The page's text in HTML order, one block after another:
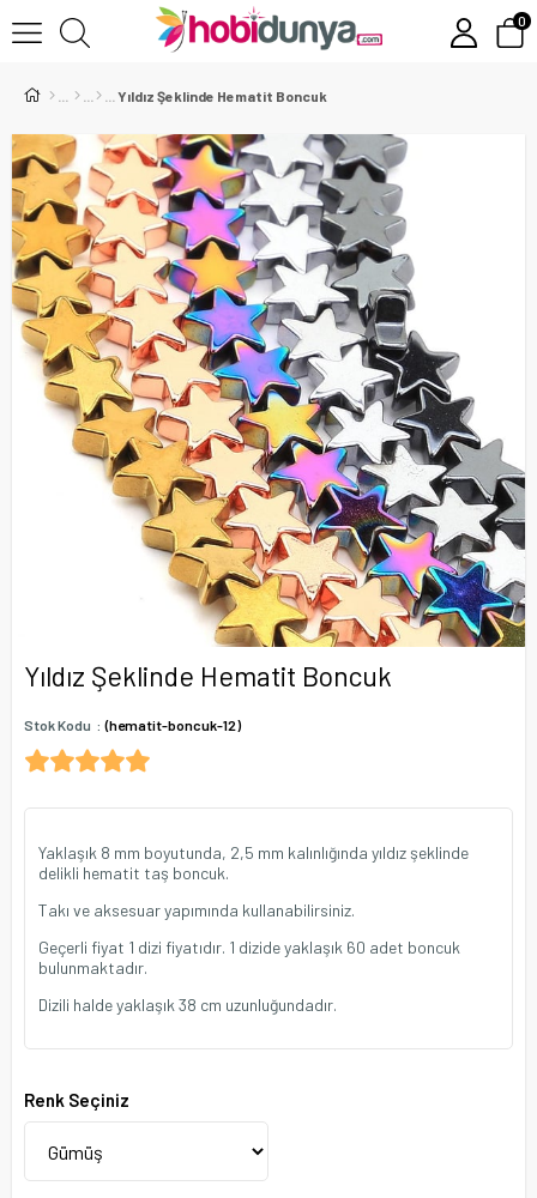
0
Yıldız Şeklinde Hematit Boncuk
Yıldız Şeklinde Hematit Boncuk
Stok Kodu (hematit-boncuk-12)
Yaklaşık 8 mm boyutunda, 2,5 mm kalınlığında yıldız şeklinde
delikli hematit taş boncuk.
Takı ve aksesuar yapımında kullanabilirsiniz.
Geçerli fiyat 1 dizi fiyatıdır. 1 dizide yaklaşık 60 adet boncuk
bulunmaktadır.
Dizili halde yaklaşık 38 cm uzunluğundadır.
Renk Seçiniz